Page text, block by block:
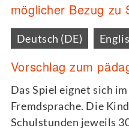
möglicher Bezug zu
Deutsch (DE)
Vorschlag zum
Das Spiel eignet sich
Fremdsprache. Die
Schulstunden jeweils